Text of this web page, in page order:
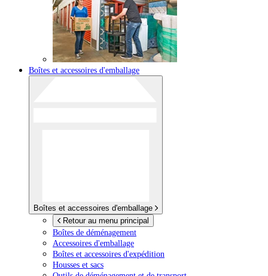
Boîtes et accessoires d'emballage
Boîtes et accessoires d'emballage
Retour au menu principal
Boîtes de déménagement
Accessoires d'emballage
Boîtes et accessoires d'expédition
Housses et sacs